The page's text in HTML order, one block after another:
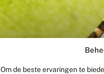
Om de beste ervaringen te